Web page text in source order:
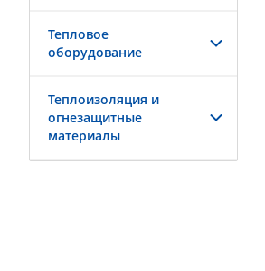
Тепловое
оборудование
Теплоизоляция и
огнезащитные
материалы